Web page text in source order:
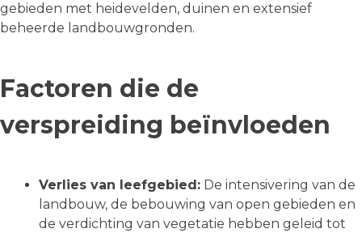
gebieden met heidevelden, duinen en extensief
beheerde landbouwgronden.
Factoren die de
verspreiding beïnvloeden
Verlies van leefgebied: De intensivering van de
landbouw, de bebouwing van open gebieden en
de verdichting van vegetatie hebben geleid tot